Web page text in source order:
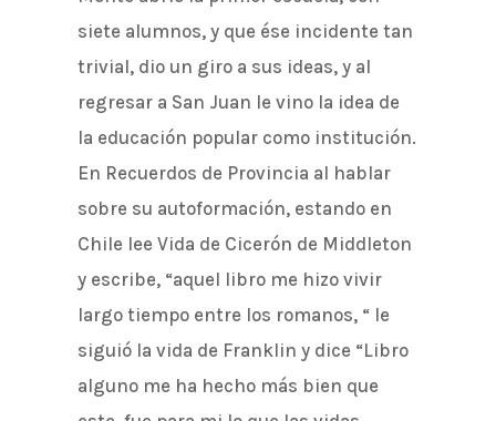
siete alumnos, y que ése incidente tan
trivial, dio un giro a sus ideas, y al
regresar a San Juan le vino la idea de
la educación popular como institución.
En Recuerdos de Provincia al hablar
sobre su autoformación, estando en
Chile lee Vida de Cicerón de Middleton
y escribe, “aquel libro me hizo vivir
largo tiempo entre los romanos, “ le
siguió la vida de Franklin y dice “Libro
alguno me ha hecho más bien que